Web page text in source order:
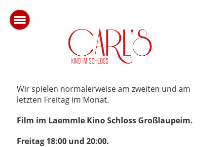
Wir spielen normalerweise am zweiten und am
letzten Freitag im Monat.
Film im Laemmle Kino Schloss Großlaupeim.
Freitag 18:00 und 20:00.